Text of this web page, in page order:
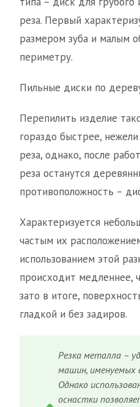
реза. Первый
размером зуба и малым
периметру.
Пильные диски по
Перепилить изделие
гораздо быстрее,
реза, однако, после
реза останутся
противоположность –
Характеризуется
частым их
использованием этой
происходит медленнее,
зато в итоге,
гладкой и без задиров.
Резка металла –
машин, именуемых
Однако
оснастки